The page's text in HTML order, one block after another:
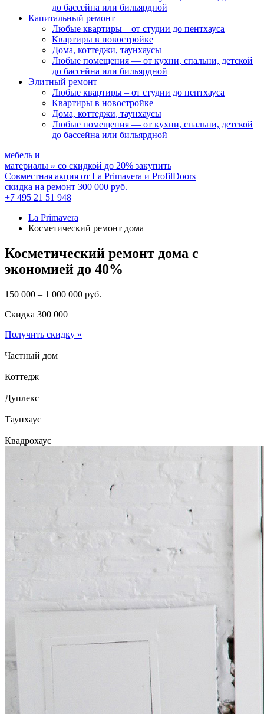
до бассейна или бильярдной
Капитальный ремонт
Любые квартиры – от студии до пентхауса
Квартиры в новостройке
Дома, коттеджи, таунхаусы
Любые помещения — от кухни, спальни, детской
до бассейна или бильярдной
Элитный ремонт
Любые квартиры – от студии до пентхауса
Квартиры в новостройке
Дома, коттеджи, таунхаусы
Любые помещения — от кухни, спальни, детской
до бассейна или бильярдной
мебель и
материалы » со скидкой до 20% закупить
Совместная акция от La Primavera и ProfilDoors
скидка на ремонт 300 000 руб.
+7 495 21 51 948
La Primavera
Косметический ремонт дома
Косметический ремонт дома с
экономией до 40%
150 000 – 1 000 000 руб.
Скидка 300 000
Получить скидку »
Частный дом
Коттедж
Дуплекс
Таунхаус
Квадрохаус